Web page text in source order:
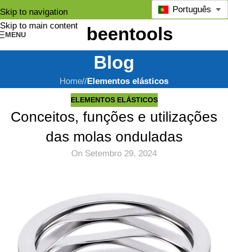
Skip to navigation
Skip to main content
MENU
Português
Blog
Home/ Elementos elásticos
ELEMENTOS ELÁSTICOS
Conceitos, funções e utilizações
das molas onduladas
On Setembro 29, 2024